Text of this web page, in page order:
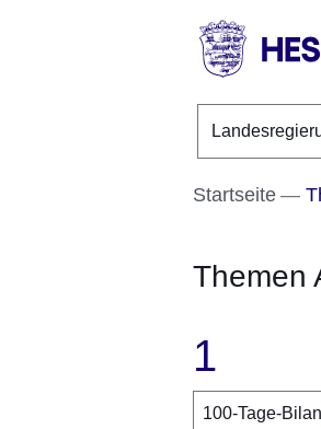
Direkt
Direkt
Direkt
Startseite
Themen
1
100-Tage-